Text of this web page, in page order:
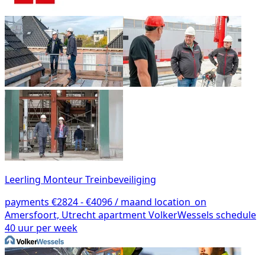
Leerling Monteur Treinbeveiliging
payments €2824 - €4096 / maand location_on
Amersfoort, UtrechtapartmentVolkerWessels schedule
40 uur per week